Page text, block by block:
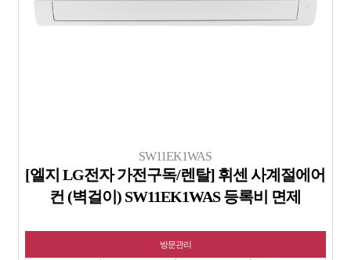
SW11EK1WAS
[엘지 LG전자 가전구독/렌탈] 휘센 사계절에어
컨 (벽걸이) SW11EK1WAS 등록비 면제
방문관리